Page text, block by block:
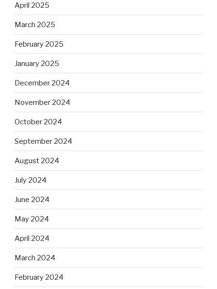
April 2025
March 2025
February 2025
January 2025
December 2024
November 2024
October 2024
September 2024
August 2024
July 2024
June 2024
May 2024
April 2024
March 2024
February 2024